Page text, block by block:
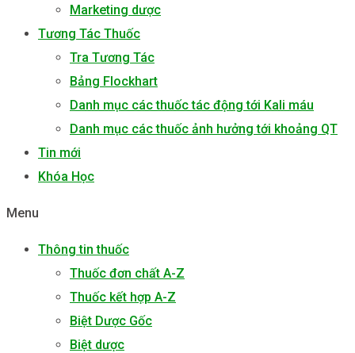
Marketing dược
Tương Tác Thuốc
Tra Tương Tác
Bảng Flockhart
Danh mục các thuốc tác động tới Kali máu
Danh mục các thuốc ảnh hưởng tới khoảng QT
Tin mới
Khóa Học
Menu
Thông tin thuốc
Thuốc đơn chất A-Z
Thuốc kết hợp A-Z
Biệt Dược Gốc
Biệt dược